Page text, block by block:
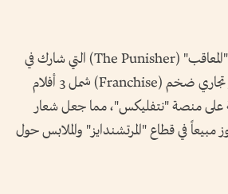
وبشكل أخص، شخصية "المعاقب" (The Punisher) التي شارك في
ابتكارها، تحولت إلى امتياز تجاري ضخم (Franchise) شمل 3 أفلام
على منصة "نتفليكس"، مما جعل شعار
مبيعاً في قطاع "المرتشندايز" والملابس حول